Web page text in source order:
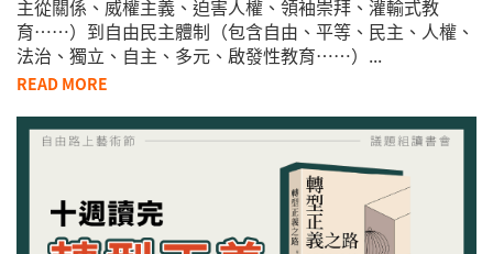
主從關係、威權主義、迫害人權、領袖崇拜、灌輸式教
育……）到自由民主體制（包含自由、平等、民主、人權、
法治、獨立、自主、多元、啟發性教育……）...
READ MORE